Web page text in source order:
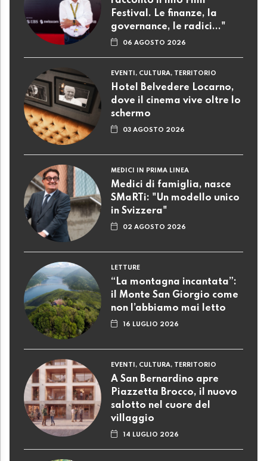
Festival. Le finanze, la
governance, le radici..."
06 AGOSTO 2026
EVENTI, CULTURA, TERRITORIO
Hotel Belvedere Locarno,
dove il cinema vive oltre lo
schermo
03 AGOSTO 2026
MEDICI IN PRIMA LINEA
Medici di famiglia, nasce
SMaRTi: "Un modello unico
in Svizzera"
02 AGOSTO 2026
LETTURE
“La montagna incantata”:
il Monte San Giorgio come
non l’abbiamo mai letto
16 LUGLIO 2026
EVENTI, CULTURA, TERRITORIO
A San Bernardino apre
Piazzetta Brocco, il nuovo
salotto nel cuore del
villaggio
14 LUGLIO 2026